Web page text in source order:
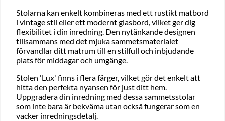
Stolarna kan enkelt kombineras med ett rustikt matbord
i vintage stil eller ett modernt glasbord, vilket ger dig
flexibilitet i din inredning. Den nytänkande designen
tillsammans med det mjuka sammetsmaterialet
förvandlar ditt matrum till en stilfull och inbjudande
plats för middagar och umgänge.
Stolen 'Lux' finns i flera färger, vilket gör det enkelt att
hitta den perfekta nyansen för just ditt hem.
Uppgradera din inredning med dessa sammetsstolar
som inte bara är bekväma utan också fungerar som en
vacker inredningsdetalj.